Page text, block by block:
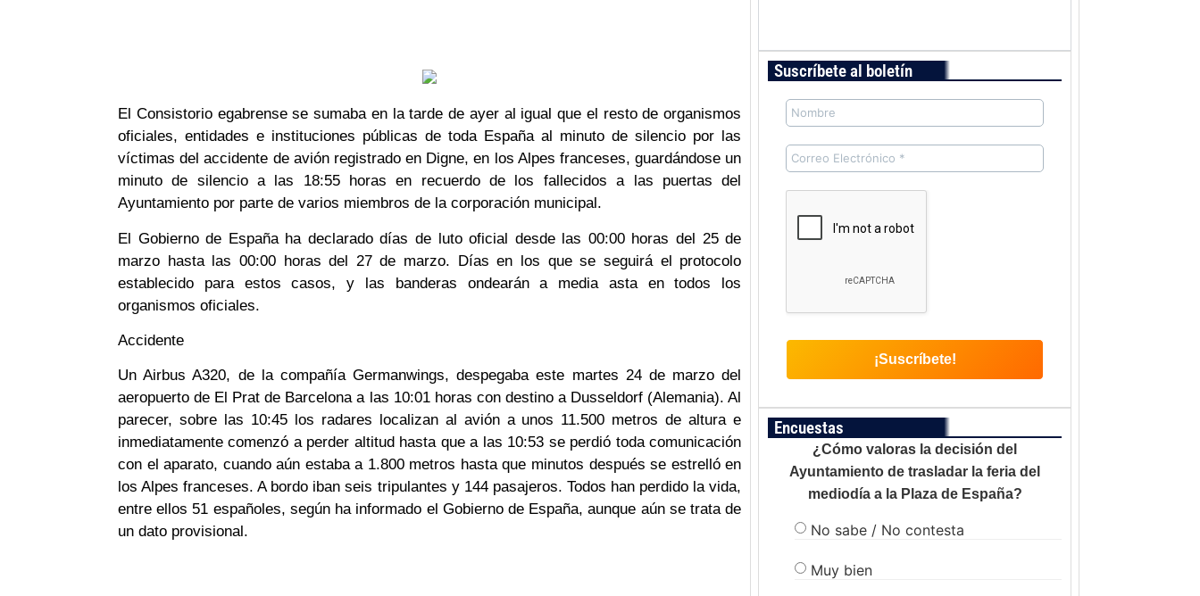
El Consistorio egabrense se sumaba en la tarde de ayer al igual que el resto de organismos
oficiales, entidades e instituciones públicas de toda España al minuto de silencio por las
víctimas del accidente de avión registrado en Digne, en los Alpes franceses, guardándose un
minuto de silencio a las 18:55 horas en recuerdo de los fallecidos a las puertas del
Ayuntamiento por parte de varios miembros de la corporación municipal.
El Gobierno de España ha declarado días de luto oficial desde las 00:00 horas del 25 de
marzo hasta las 00:00 horas del 27 de marzo. Días en los que se seguirá el protocolo
establecido para estos casos, y las banderas ondearán a media asta en todos los
organismos oficiales.
Accidente
Un Airbus A320, de la compañía Germanwings, despegaba este martes 24 de marzo del
aeropuerto de El Prat de Barcelona a las 10:01 horas con destino a Dusseldorf (Alemania). Al
parecer, sobre las 10:45 los radares localizan al avión a unos 11.500 metros de altura e
inmediatamente comenzó a perder altitud hasta que a las 10:53 se perdió toda comunicación
con el aparato, cuando aún estaba a 1.800 metros hasta que minutos después se estrelló en
los Alpes franceses. A bordo iban seis tripulantes y 144 pasajeros. Todos han perdido la vida,
entre ellos 51 españoles, según ha informado el Gobierno de España, aunque aún se trata de
un dato provisional.
Suscríbete al boletín
Encuestas
¿Cómo valoras la decisión del
Ayuntamiento de trasladar la feria del
mediodía a la Plaza de España?
No sabe / No contesta
Muy bien